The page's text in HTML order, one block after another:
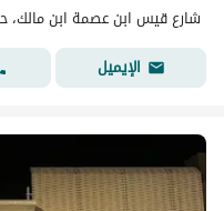
شارع قيس ابن عصمة ابن مالك،
الإيميل